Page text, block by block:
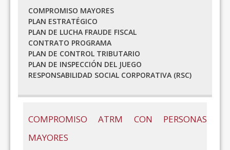
COMPROMISO MAYORES
PLAN ESTRATÉGICO
PLAN DE LUCHA FRAUDE FISCAL
CONTRATO PROGRAMA
PLAN DE CONTROL TRIBUTARIO
PLAN DE INSPECCIÓN DEL JUEGO
RESPONSABILIDAD SOCIAL CORPORATIVA (RSC)
COMPROMISO ATRM CON PERSONAS
MAYORES